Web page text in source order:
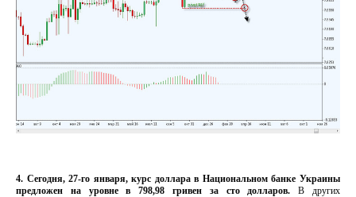
4. Сегодня, 27-го января, курс доллара в Национальном банке Украины
предложен на уровне в 798,98 гривен за сто долларов.В других